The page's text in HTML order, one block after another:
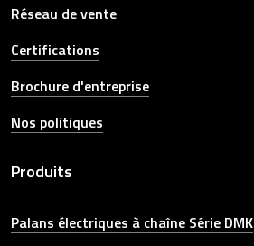
Réseau de vente
Certifications
Brochure d'entreprise
Nos politiques
Produits
Palans électriques à chaîne Série DMK